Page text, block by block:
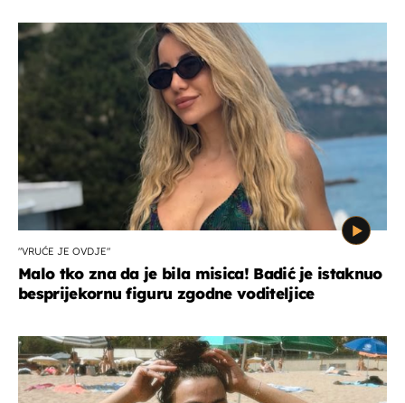
"VRUĆE JE OVDJE"
Malo tko zna da je bila misica! Badić je istaknuo
besprijekornu figuru zgodne voditeljice